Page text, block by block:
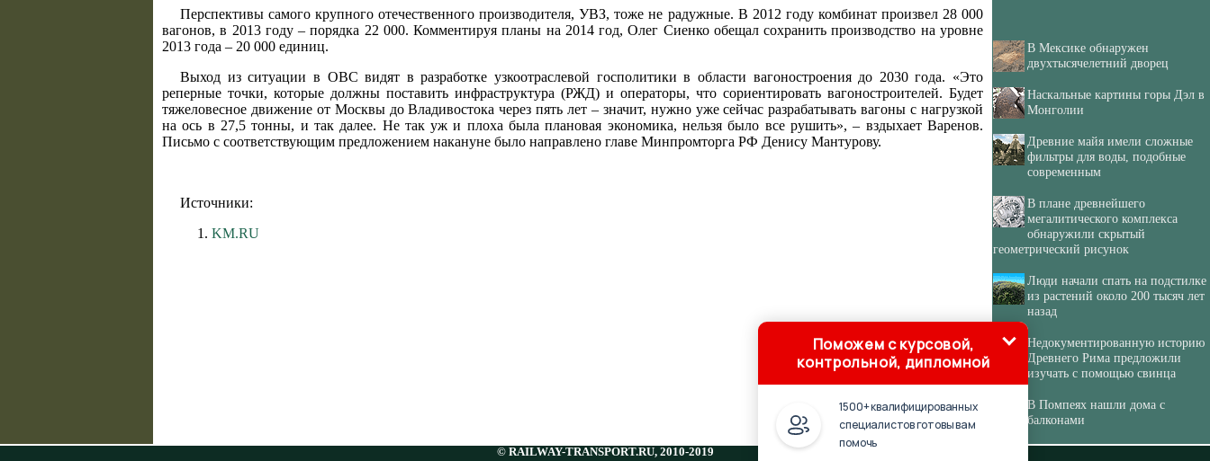
Перспективы самого крупного отечественного производителя, УВЗ, тоже не радужные. В 2012 году комбинат произвел 28 000
вагонов, в 2013 году – порядка 22 000. Комментируя планы на 2014 год, Олег Сиенко обещал сохранить производство на уровне
2013 года – 20 000 единиц.
Выход из ситуации в ОВС видят в разработке узкоотраслевой госполитики в области вагоностроения до 2030 года. «Это
реперные точки, которые должны поставить инфраструктура (РЖД) и операторы, что сориентировать вагоностроителей. Будет
тяжеловесное движение от Москвы до Владивостока через пять лет – значит, нужно уже сейчас разрабатывать вагоны с нагрузкой
на ось в 27,5 тонны, и так далее. Не так уж и плоха была плановая экономика, нельзя было все рушить», – вздыхает Варенов.
Письмо с соответствующим предложением накануне было направлено главе Минпромторга РФ Денису Мантурову.
Источники:
KM.RU
В Мексике обнаружен
двухтысячелетний дворец
Наскальные картины горы Дэл в
Монголии
Древние майя имели сложные
фильтры для воды, подобные
современным
В плане древнейшего
мегалитического комплекса
обнаружили скрытый
геометрический рисунок
Люди начали спать на подстилке
из растений около 200 тысяч лет
назад
Недокументированную историю
Древнего Рима предложили
изучать с помощью свинца
В Помпеях нашли дома с
балконами
© RAILWAY-TRANSPORT.RU, 2010-2019
Поможем с курсовой,
контрольной, дипломной
1500+ квалифицированных
специалистов готовы вам
помочь